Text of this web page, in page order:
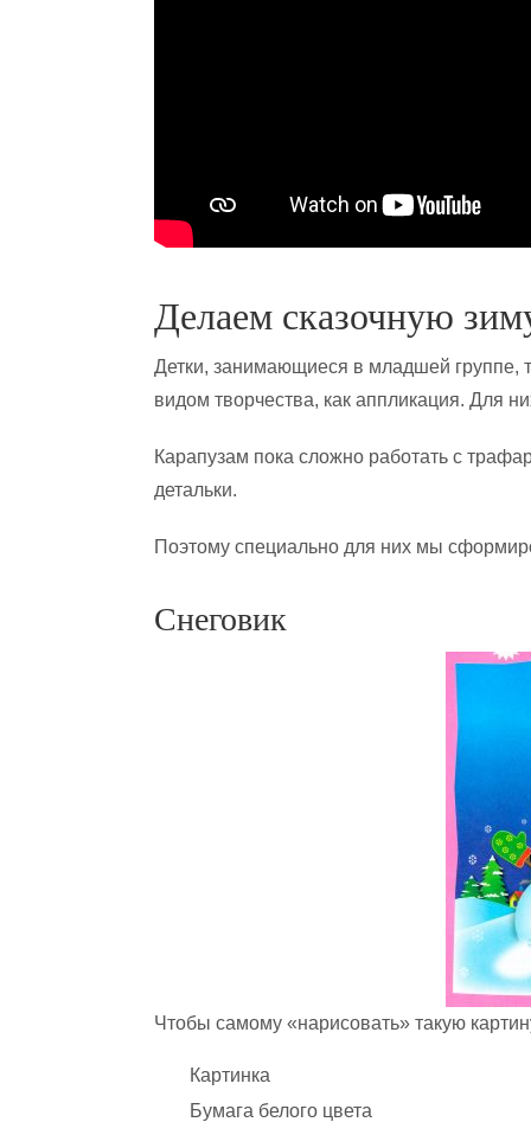
Делаем сказочную
Детки, занимающиеся в младшей группе,
видом творчества, как аппликация. Для
Карапузам пока сложно работать с
детальки.
Поэтому специально для них мы
Снеговик
Чтобы самому «нарисовать» такую
Картинка
Бумага белого цвета